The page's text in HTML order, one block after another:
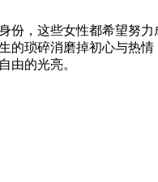
份，这些女性都希望努
的琐碎消磨掉初心与热
由的光亮。